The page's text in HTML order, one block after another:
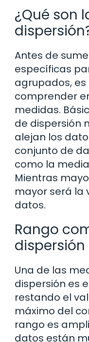
¿Qué son
Antes de
específicas
agrupados,
comprender
medidas.
de dispersión
alejan los
conjunto de
como la
Mientras
mayor será la
datos.
Rango
dispersión
Una de las
dispersión es
restando el
máximo del
rango es
datos están